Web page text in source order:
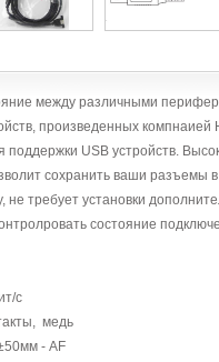
между различными
произведенных компнаией
USB устройств.
сохранить ваши разъемы
требует установки
состояние
с
медь
- AF